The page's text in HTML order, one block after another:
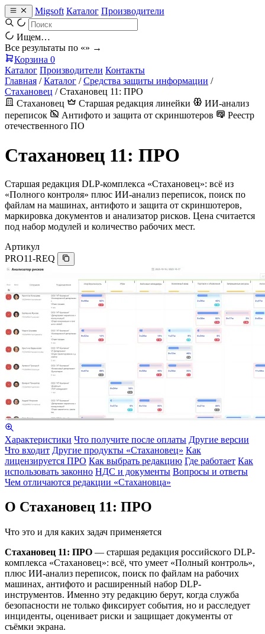
Migsoft Каталог Производители
Ищем…
Все результаты по «» →
Корзина 0
Каталог Производители Контакты
Главная / Каталог / Средства защиты информации /
Стахановец / Стахановец 11: ПРО
Стахановец
Старшая редакция линейки
ИИ-анализ
переписок
Антифото и защита от скриншотеров
Реестр
отечественного ПО
Стахановец 11: ПРО
Старшая редакция DLP-комплекса «Стахановец»: всё из
«Полного контроля» плюс ИИ-анализ переписок, поиск по
файлам на машинах, антифото и защита от скриншотеров,
маркировка документов и анализатор рисков. Цена считается
под набор модулей и количество рабочих мест.
Артикул
PRO11-REQ
Характеристики Что получите после оплаты Другие версии
Что входит Другие продукты «Стахановец» Как
лицензируется ПРО Как выбрать редакцию Где работает Как
использовать законно НДС и документы Вопросы и ответы
Чем отличаются редакции «Стахановца»
О Стахановец 11: ПРО
Что это и для каких задач применяется
Стахановец 11: ПРО — старшая редакция российского DLP-
комплекса «Стахановец»: всё, что умеет «Полный контроль»,
плюс ИИ-анализ переписок, поиск по файлам на рабочих
машинах, антифото и расширенный набор DLP-
инструментов. Именно эту редакцию берут, когда служба
безопасности не только фиксирует события, но и расследует
инциденты, оценивает риски и защищает документы от
съёмки экрана.